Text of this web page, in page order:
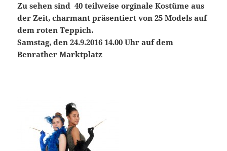
Zu sehen sind 40 teilweise orginale Kostüme aus
der Zeit, charmant präsentiert von 25 Models auf
dem roten Teppich.
Samstag, den 24.9.2016 14.00 Uhr auf dem
Benrather Marktplatz